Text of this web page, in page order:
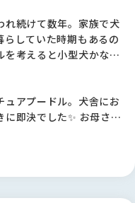
れ続けて数年。家族で犬
していた時期もあるの
を考えると小型犬かな…
ュアプードル。犬舎にお
即決でした✨ お母さん
い環境で育てていらっ
穏やかで、お母さんとし